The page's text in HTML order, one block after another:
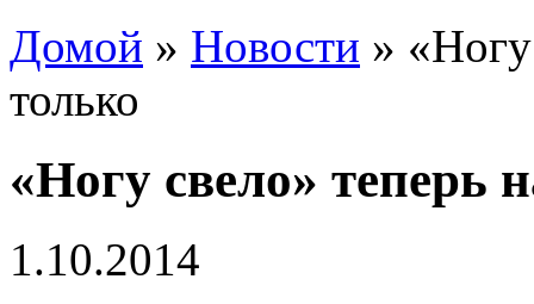
Домой » Новости »
только
«Ногу свело» теперь
1.10.2014